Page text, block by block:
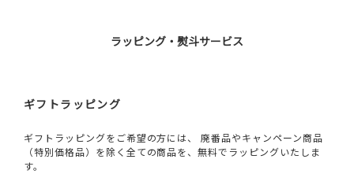
ラッピング・熨斗サービス
ギフトラッピング
ギフトラッピングをご希望の方には、 廃番品やキャンペーン商品
（特別価格品）を除く全ての商品を、無料でラッピングいたしま
す。